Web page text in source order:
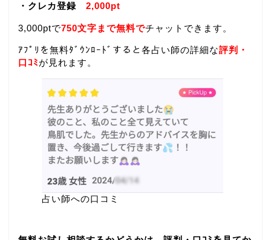
・クレカ登録 2,000pt
3,000ptで750文字まで無料でチャットできます。
ｱﾌﾟﾘを無料ﾀﾞｳﾝﾛｰﾄﾞすると各占い師の詳細な評判・
口ｺﾐが見れます。
占い師への口コミ